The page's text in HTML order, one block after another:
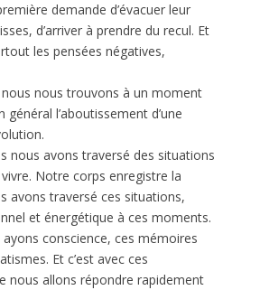
demande d’évacuer leur
d’arriver à prendre du recul. Et
les pensées négatives,
nous nous trouvons à un moment
l’aboutissement d’une
nous avons traversé des situations
Notre corps enregistre la
avons traversé ces situations,
et énergétique à ces moments.
conscience, ces mémoires
Et c’est avec ces
nous allons répondre rapidement